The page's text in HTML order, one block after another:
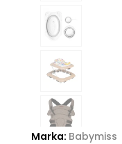
Marka: Babymiss